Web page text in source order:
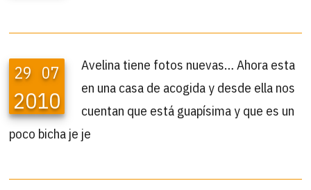
29 07
2010
Avelina tiene fotos nuevas… Ahora esta
en una casa de acogida y desde ella nos
cuentan que está guapísima y que es un
poco bicha je je